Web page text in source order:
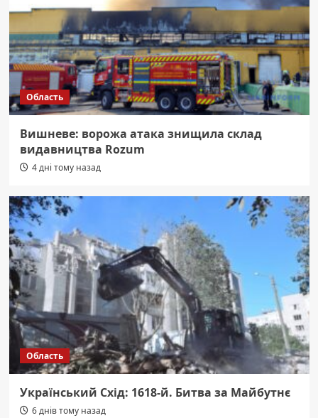
Область
Вишневе: ворожа атака знищила склад
видавництва Rozum
4 дні тому назад
Область
Український Схід: 1618-й. Битва за Майбутнє
6 днів тому назад